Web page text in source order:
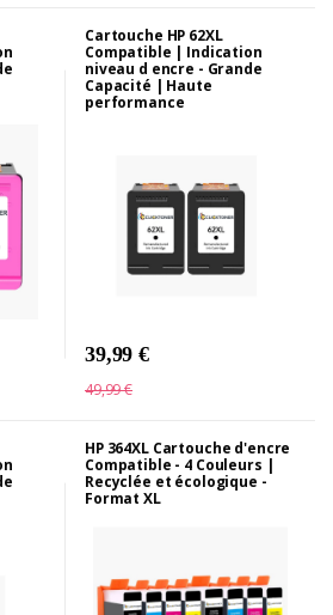
Cartouche HP 62XL
Compatible | Indication
niveau d encre - Grande
Capacité | Haute
performance
39,99 €
49,99 €
HP 364XL Cartouche d'encre
Compatible - 4 Couleurs |
Recyclée et écologique -
Format XL